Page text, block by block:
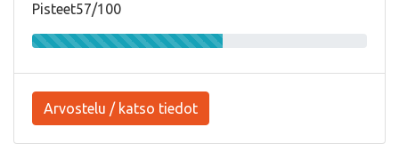
Pisteet57/100
Arvostelu / katso tiedot